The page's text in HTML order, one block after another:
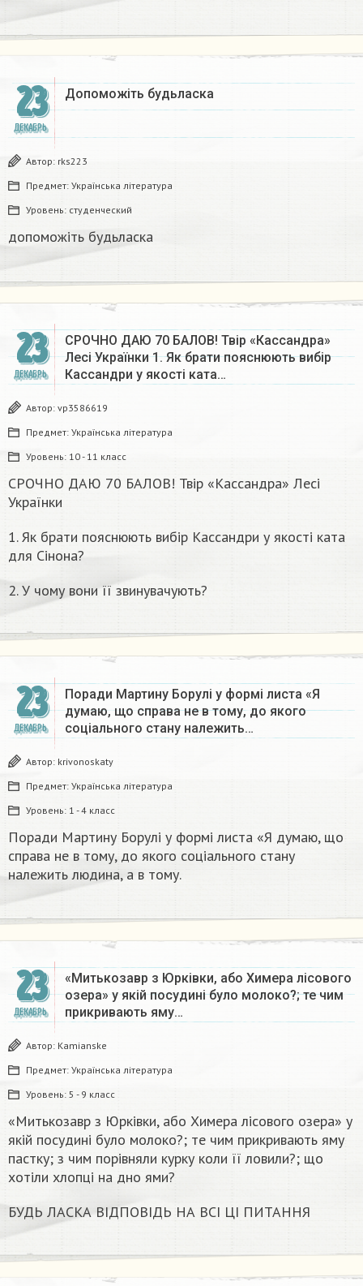
23
ДЕКАБРЬ
Допоможіть будьласка ​
Автор: rks223
Предмет: Українська література
Уровень: студенческий
допоможіть будьласка ​
23
ДЕКАБРЬ
СРОЧНО ДАЮ 70 БАЛОВ! Твір «Кассандра»
Лесі Українки 1. Як брати пояснюють вибір
Кассандри у якості ката…
Автор: vp3586619
Предмет: Українська література
Уровень: 10 - 11 класс
СРОЧНО ДАЮ 70 БАЛОВ! Твір «Кассандра» Лесі
Українки
1. Як брати пояснюють вибір Кассандри у якості ката
для Сінона?
2. У чому вони її звинувачують?
23
ДЕКАБРЬ
Поради Мартину Борулі у формі листа «Я
думаю, що справа не в тому, до якого
соціального стану належить…
Автор: krivonoskaty
Предмет: Українська література
Уровень: 1 - 4 класс
Поради Мартину Борулі у формі листа «Я думаю, що
справа не в тому, до якого соціального стану
належить людина, а в тому.​
23
ДЕКАБРЬ
«Митькозавр з Юрківки, або Химера лісового
озера» у якій посудині було молоко?; те чим
прикривають яму…
Автор: Kamianske
Предмет: Українська література
Уровень: 5 - 9 класс
«Митькозавр з Юрківки, або Химера лісового озера» у
якій посудині було молоко?; те чим прикривають яму
пастку; з чим порівняли курку коли її ловили?; що
хотіли хлопці на дно ями?
БУДЬ ЛАСКА ВІДПОВІДЬ НА ВСІ ЦІ ПИТАННЯ